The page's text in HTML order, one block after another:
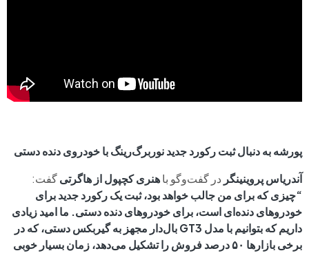
پورشه به دنبال ثبت رکورد جدید نوربرگ‌رینگ با خودروی دنده دستی
آندریاس پروینینگر در گفت‌وگو باهنری کچپول از هاگرتیگفت:
“چیزی که برای من جالب خواهد بود، ثبت یک رکورد جدید برای
خودروهای دنده‌ای است، برای خودروهای دنده دستی. ما امید زیادی
داریم که بتوانیم با مدل GT3 بال‌دار مجهز به گیربکس دستی، که در
برخی بازارها ۵۰ درصد فروش را تشکیل می‌دهد، زمان بسیار خوبی